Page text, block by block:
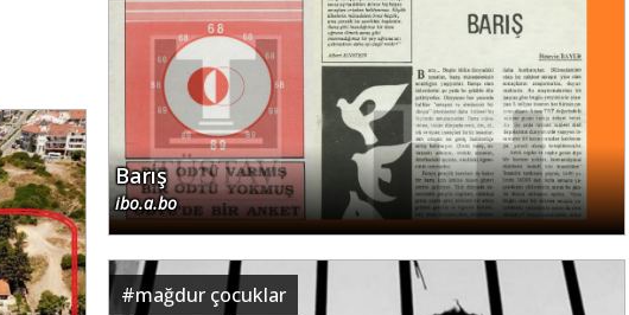
Barış
ibo.a.bo
#mağdur çocuklar